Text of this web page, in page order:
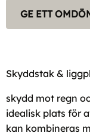
GE ETT
Skyddstak &
skydd mot regn
idealisk plats för
kan kombineras